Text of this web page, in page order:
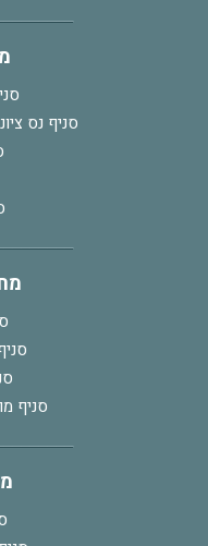
סניף נס
סניף